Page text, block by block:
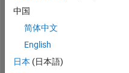
0
中国
简体中文
English
日本 (日本語)